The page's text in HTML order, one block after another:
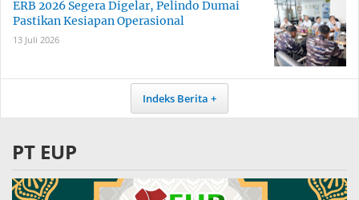
ERB 2026 Segera Digelar, Pelindo Dumai
Pastikan Kesiapan Operasional
13 Juli 2026
Indeks Berita
PT EUP